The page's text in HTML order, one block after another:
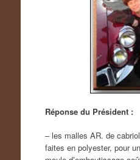
Réponse du Président :
– les malles AR. de
faites en polyester, pour